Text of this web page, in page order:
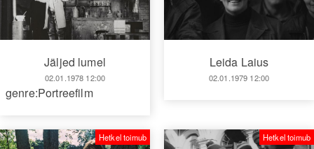
Jäljed lumel
02.01.1978 12:00
genre:Portreefilm
Leida Laius
02.01.1979 12:00
Hetkel toimub Hetkel toimub